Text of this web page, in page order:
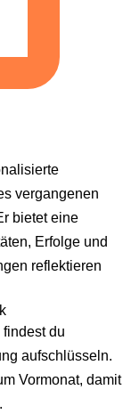
vergangenen
bietet eine
Erfolge und
reflektieren
du
aufschlüsseln.
Vormonat, damit